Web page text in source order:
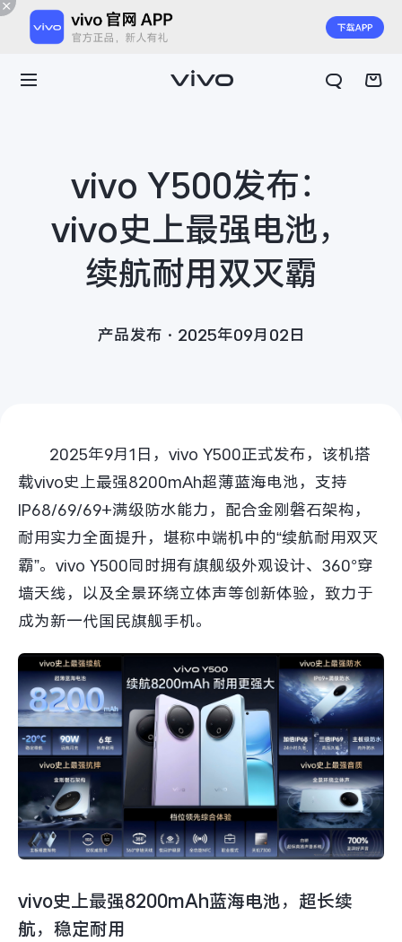
X300 Ultra X300s
X300 Pro X300
Y600 Turbo Y600 Pro
Y6 Y60
Y500 Pro
iQOO Z11i iQOO 15T
iQOO Z11 iQOO Z11x
vivo TWS 5 Pro vivo Pad6 Pro
vivo 头戴降噪耳机 vivo TWS 5e
vivo Y500发布：
vivo史上最强电池，
续航耐用双灭霸
产品发布·2025年09月02日
2025年9月1日，vivo Y500正式发布，该机搭
载vivo史上最强8200mAh超薄蓝海电池，支持
IP68/69/69+满级防水能力，配合金刚磐石架构，
耐用实力全面提升，堪称中端机中的“续航耐用双灭
霸”。vivo Y500同时拥有旗舰级外观设计、360°穿
墙天线，以及全景环绕立体声等创新体验，致力于
成为新一代国民旗舰手机。
vivo史上最强8200mAh蓝海电池，超长续
航，稳定耐用